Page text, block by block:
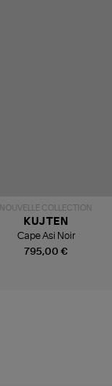
NOUVELLE COLLECTION
795,00 €
KUJTEN
Cape Asi Noir